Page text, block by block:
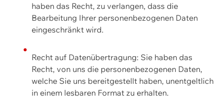
haben das Recht, zu verlangen, dass die
Bearbeitung Ihrer personenbezogenen Daten
eingeschränkt wird.
Recht auf Datenübertragung: Sie haben das
Recht, von uns die personenbezogenen Daten,
welche Sie uns bereitgestellt haben, unentgeltlich
in einem lesbaren Format zu erhalten.